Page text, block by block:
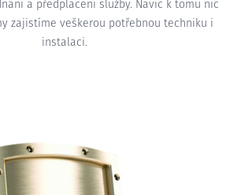
a předplacení služby. Navíc k tomu nic
zajistíme veškerou potřebnou techniku i
instalaci.